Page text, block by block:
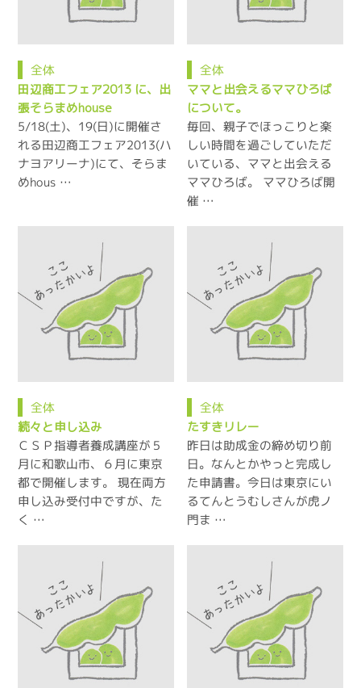
全体
田辺商工フェア2013 に、出
張そらまめhouse
5/18(土)、19(日)に開催さ
れる田辺商工フェア2013(ハ
ナヨアリーナ)にて、そらま
めhous …
全体
ママと出会えるママひろば
について。
毎回、親子でほっこりと楽
しい時間を過ごしていただ
いている、ママと出会える
ママひろば。 ママひろば開
催 …
全体
続々と申し込み
ＣＳＰ指導者養成講座が５
月に和歌山市、６月に東京
都で開催します。 現在両方
申し込み受付中ですが、た
く …
全体
たすきリレー
昨日は助成金の締め切り前
日。なんとかやっと完成し
た申請書。今日は東京にい
るてんとうむしさんが虎ノ
門ま …